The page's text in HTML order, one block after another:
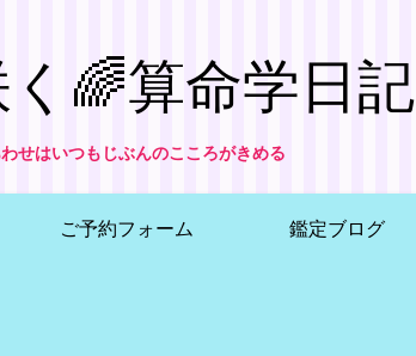
🌈算命学日記
わせはいつもじぶんのこころがきめる
ご予約フォーム 鑑定ブログ